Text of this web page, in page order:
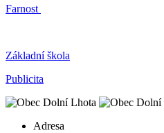
Farnost
Základní škola
Publicita
Adresa